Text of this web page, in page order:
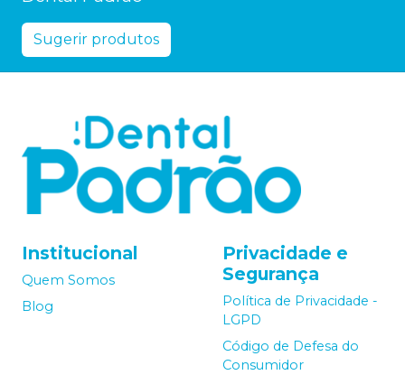
Sugerir produtos
Institucional
Quem Somos
Blog
Privacidade e
Segurança
Política de Privacidade -
LGPD
Código de Defesa do
Consumidor